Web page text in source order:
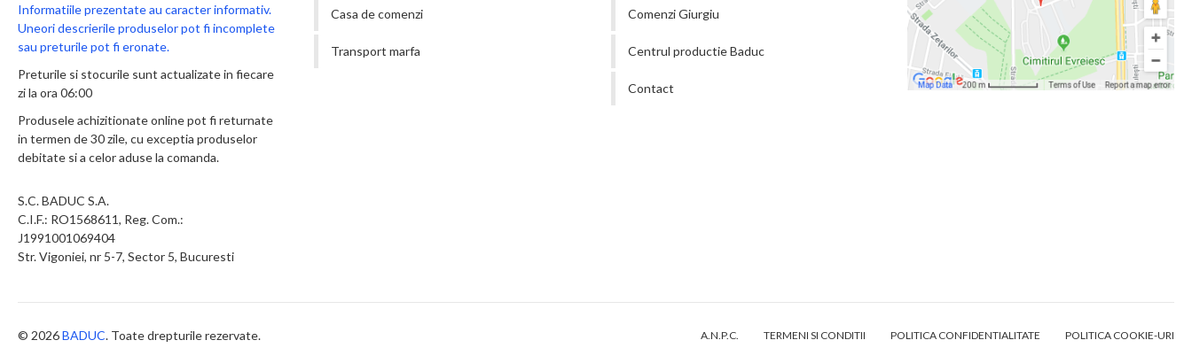
Informatiile prezentate au caracter informativ.
Uneori descrierile produselor pot fi incomplete
sau preturile pot fi eronate.
Preturile si stocurile sunt actualizate in fiecare
zi la ora 06:00
Produsele achizitionate online pot fi returnate
in termen de 30 zile, cu exceptia produselor
debitate si a celor aduse la comanda.
S.C. BADUC S.A.
C.I.F.: RO1568611, Reg. Com.:
J1991001069404
Str. Vigoniei, nr 5-7, Sector 5, Bucuresti
Casa de comenzi
Transport marfa
Comenzi Giurgiu
Centrul productie Baduc
Contact
© 2026BADUC. Toate drepturile rezervate. A.N.P.C. TERMENI SI CONDITII POLITICA CONFIDENTIALITATE POLITICA COOKIE-URI